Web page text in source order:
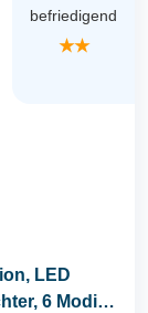
befriedigend
★★
LED
6 Modi